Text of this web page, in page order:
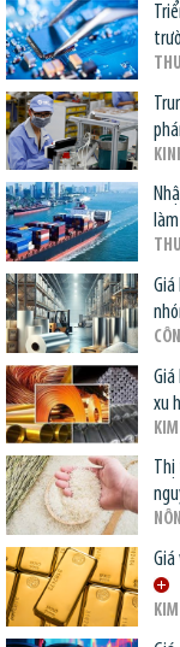
Giá
xu
Thị